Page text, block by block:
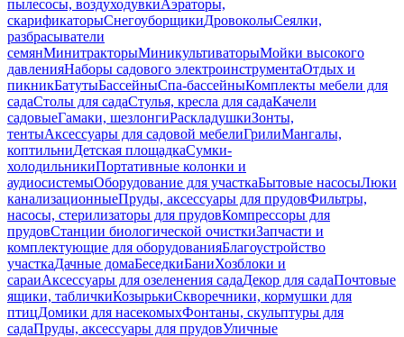
пылесосы, воздуходувкиАэраторы,
скарификаторыСнегоуборщикиДровоколыСеялки,
разбрасыватели
семянМинитракторыМиникультиваторыМойки высокого
давленияНаборы садового электроинструментаОтдых и
пикникБатутыБассейныСпа-бассейныКомплекты мебели для
садаСтолы для садаСтулья, кресла для садаКачели
садовыеГамаки, шезлонгиРаскладушкиЗонты,
тентыАксессуары для садовой мебелиГрилиМангалы,
коптильниДетская площадкаСумки-
холодильникиПортативные колонки и
аудиосистемыОборудование для участкаБытовые насосыЛюки
канализационныеПруды, аксессуары для прудовФильтры,
насосы, стерилизаторы для прудовКомпрессоры для
прудовСтанции биологической очисткиЗапчасти и
комплектующие для оборудованияБлагоустройство
участкаДачные домаБеседкиБаниХозблоки и
сараиАксессуары для озеленения садаДекор для садаПочтовые
ящики, табличкиКозырькиСкворечники, кормушки для
птицДомики для насекомыхФонтаны, скульптуры для
садаПруды, аксессуары для прудовУличные